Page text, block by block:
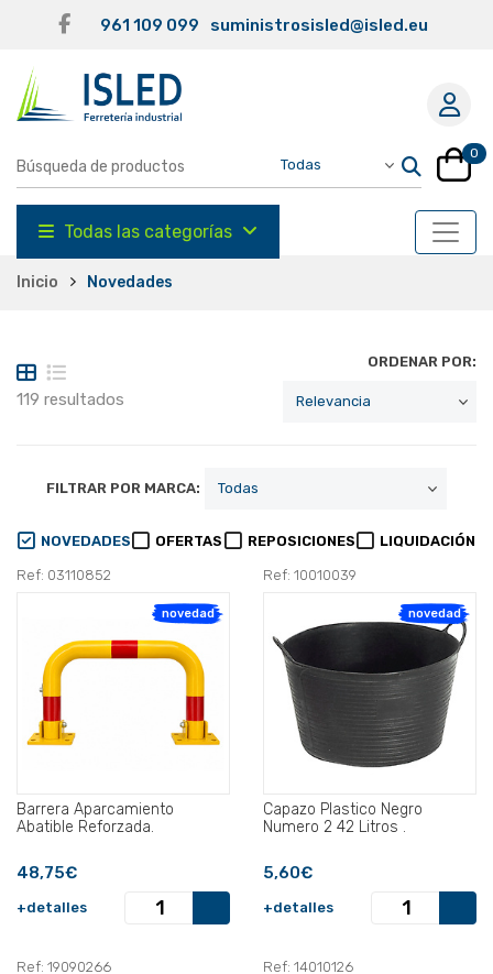
961 109 099 suministrosisled@isled.eu
0
Todas las categorías
Inicio Novedades
119 resultados
ORDENAR POR:
FILTRAR POR MARCA:
NOVEDADES OFERTAS REPOSICIONES LIQUIDACIÓN
Ref: 03110852
novedad
Barrera Aparcamiento
Abatible Reforzada.
48,75€
+detalles
Ref: 10010039
novedad
Capazo Plastico Negro
Numero 2 42 Litros .
5,60€
+detalles
Ref: 19090266 Ref: 14010126